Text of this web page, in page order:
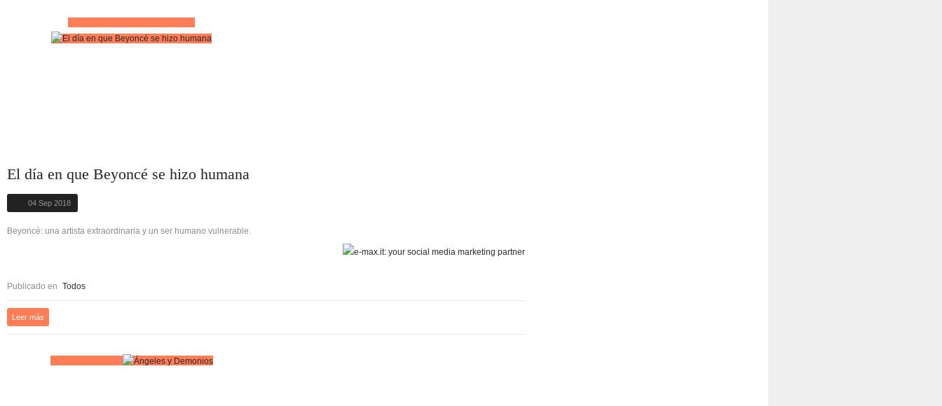
El día en que Beyoncé se hizo humana
04 Sep 2018
Beyoncé: una artista extraordinaria y un ser humano vulnerable.
Publicado en Todos
Leer más